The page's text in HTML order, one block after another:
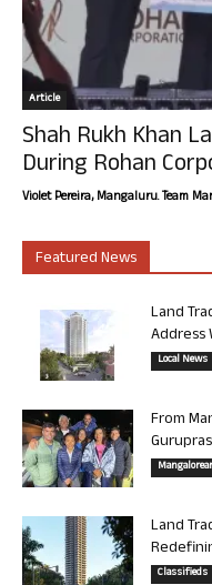
Article
Shah Rukh Khan
During Rohan
Violet Pereira, Mangaluru. Team
Featured News
Land
Address
Local News
From
Land
Classifieds